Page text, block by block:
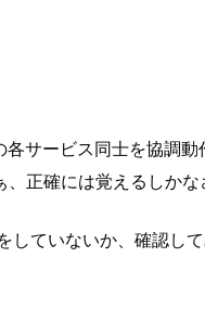
サービス同士を協調
正確には覚えるしかな
ていないか、確認して